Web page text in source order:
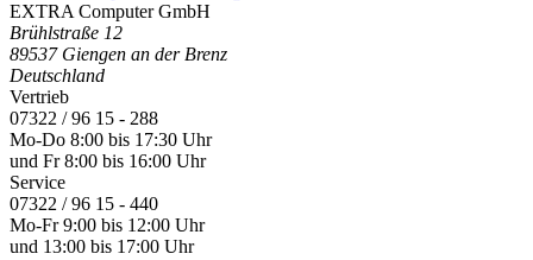
EXTRA Computer GmbH
Brühlstraße 12
89537 Giengen an der Brenz
Deutschland
Vertrieb
07322 / 96 15 - 288
Mo-Do 8:00 bis 17:30 Uhr
und Fr 8:00 bis 16:00 Uhr
Service
07322 / 96 15 - 440
Mo-Fr 9:00 bis 12:00 Uhr
und 13:00 bis 17:00 Uhr